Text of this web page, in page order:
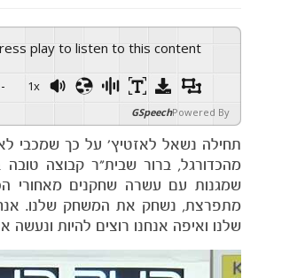
Press play to listen to this content
1x
Powered By
GSpeech
תחילה נשאל לאזטיץ' על כך שמכבי
מהכדורגל, ברור שבית"ר קבוצה
שמגנות עם עשרה שחקנים מאחורי
מתפרצת, נשחק את המשחק שלנו.
שלנו ואיפה אנחנו רוצים להיות ונעשה